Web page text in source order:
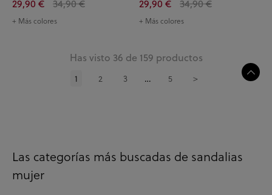
29,90 € 34,90 €
+ Más colores
29,90 € 34,90 €
+ Más colores
Has visto 36 de 159 productos
1 2 3 … 5 >
Las categorías más buscadas de sandalias
mujer